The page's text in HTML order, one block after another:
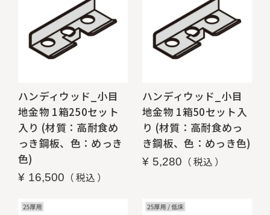
ハンディウッド_小目
地金物 1箱250セット
入り (材質：高耐食め
っき鋼板、色：めっき
色)
¥ 16,500 税込
ハンディウッド_小目
地金物 1箱50セット入
り (材質：高耐食めっ
き鋼板、色：めっき色)
¥ 5,280 税込